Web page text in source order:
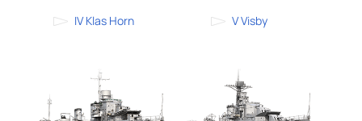
IV Klas Horn V Visby